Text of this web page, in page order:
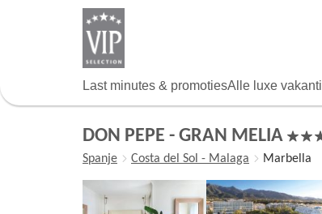
inhoud
Last minutes & promotiesAlle luxe
DON PEPE - GRAN MELIA
Spanje Costa del Sol - Malaga Marbella